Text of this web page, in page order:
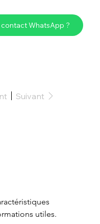
contact WhatsApp ?
Suivant
utiles.